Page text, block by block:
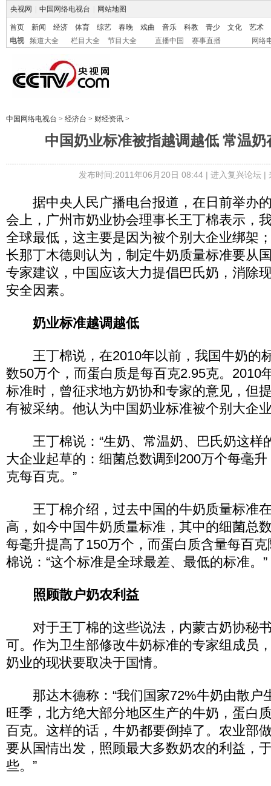
央视网 中国网络电视台 网站地图
首页 新闻 经济 体育 综艺 春晚 戏曲 音乐 科教 青少 文化
艺术
电视
频道大全 栏目大全 节目大全 直播中国 赛事直播 网络
中国网络电视台 > 经济台 > 财经资讯 >
中国奶业标准被指越调越低 常温奶
发布时间:2011年06月20日 08:44 | 进入复兴论坛|
据中央人民广播电台报道，在日前举办
会上，广州市奶业协会理事长王丁棉表示，
全球最低，这主要是因为被个别大企业绑架
长那丁木德则认为，制定牛奶质量标准要从
专家建议，中国应该大力提倡巴氏奶，消除
安全因素。
奶业标准越调越低
王丁棉说，在2010年以前，我国牛奶的
数50万个，而蛋白质是每百克2.95克。2010
标准时，曾征求地方奶协和专家的意见，但
有被采纳。他认为中国奶业标准被个别大企
王丁棉说：“生奶、常温奶、巴氏奶这样
大企业起草的：细菌总数调到200万个每毫
克每百克。”
王丁棉介绍，过去中国的牛奶质量标准
高，如今中国牛奶质量标准，其中的细菌总
每毫升提高了150万个，而蛋白质含量每百
棉说：“这个标准是全球最差、最低的标准。”
照顾散户奶农利益
对于王丁棉的这些说法，内蒙古奶协秘
可。作为卫生部修改牛奶标准的专家组成员
奶业的现状要取决于国情。
那达木德称：“我们国家72%牛奶由散户
旺季，北方绝大部分地区生产的牛奶，蛋白
百克。这样的话，牛奶都要倒掉了。农业部
要从国情出发，照顾最大多数奶农的利益，
些。”